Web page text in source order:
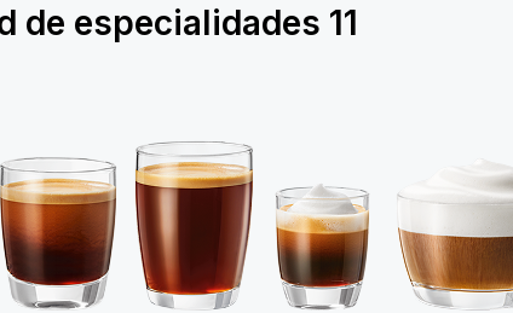
de especialidades 11